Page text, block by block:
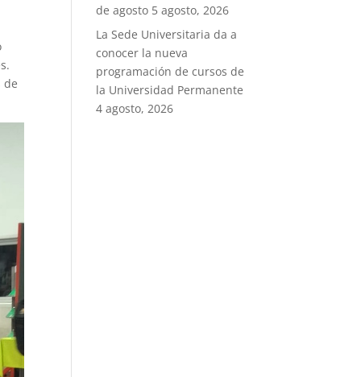
de
de agosto 5 agosto, 2026
La Sede Universitaria da a
conocer la nueva
programación de cursos de
la Universidad Permanente
4 agosto, 2026